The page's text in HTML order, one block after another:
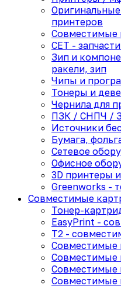
принтеров
Совместимые
CET -
Зип и
ракели, зип
Чипы и
Тонеры и
Чернила для
ПЗК / СНПЧ /
Источники
Бумага,
Сетевое
Офисное
3D принтеры
Greenworks -
Совместимые
Тонер-
EasyPrint -
T2 -
Совместимые
Совместимые
Совместимые
Совместимые